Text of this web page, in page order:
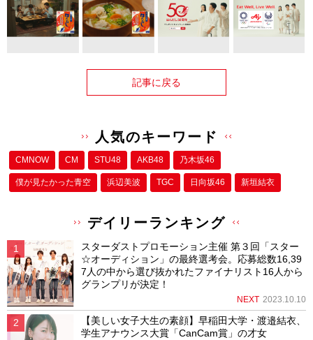
記事に戻る
人気のキーワード
CMNOW CM STU48 AKB48 乃木坂46
僕が⾒たかった⻘空 浜辺美波 TGC 日向坂46 新垣結衣
デイリーランキング
スターダストプロモーション主催 第３回「スター
☆オーディション」の最終選考会。応募総数16,39
7人の中から選び抜かれたファイナリスト16人から
グランプリが決定！
NEXT 2023.10.10
【美しい女子大生の素顔】早稲田大学・渡邉結衣、
学生アナウンス大賞「CanCam賞」の才女